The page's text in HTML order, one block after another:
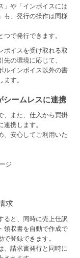
」や「インボイスには
も、発行の操作は同様
で発行できます。
ボイスを受け取れる取
の環境に応じて、
ルインボイス以外の書
す。
シームレスに連携
、また、仕入から買掛
携します。
、安心してご利用いた
求
ると、同時に売上仕訳
領収書を自動で作成で
登録できます。
、請求書発行と同時に